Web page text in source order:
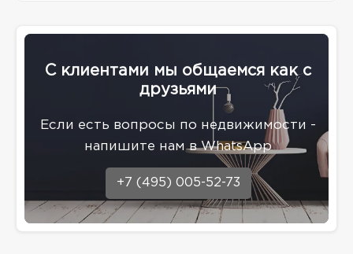
С клиентами мы общаемся как с
друзьями
Eсли есть вопросы по недвижимости -
напишите нам в WhatsApp
+7 (495) 005-52-73